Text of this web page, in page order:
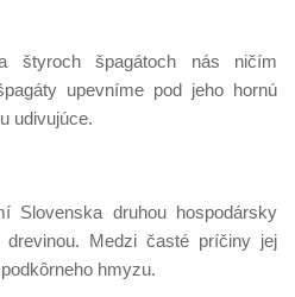
štyroch špagátoch nás ničím
upevníme pod jeho hornú
udivujúce.
Slovenska druhou hospodársky
drevinou. Medzi časté príčiny jej
hmyzu.